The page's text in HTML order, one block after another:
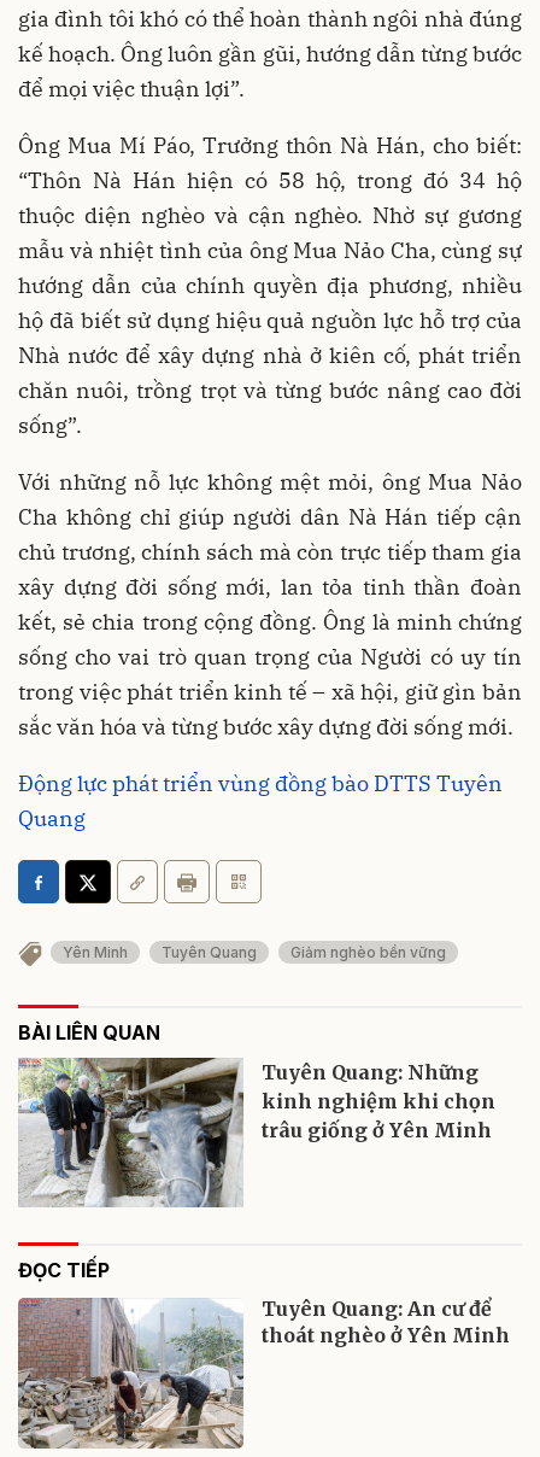
gia đình tôi khó có thể hoàn thành ngôi nhà đúng
kế hoạch. Ông luôn gần gũi, hướng dẫn từng bước
để mọi việc thuận lợi”.
Ông Mua Mí Páo, Trưởng thôn Nà Hán, cho biết:
“Thôn Nà Hán hiện có 58 hộ, trong đó 34 hộ
thuộc diện nghèo và cận nghèo. Nhờ sự gương
mẫu và nhiệt tình của ông Mua Nảo Cha, cùng sự
hướng dẫn của chính quyền địa phương, nhiều
hộ đã biết sử dụng hiệu quả nguồn lực hỗ trợ của
Nhà nước để xây dựng nhà ở kiên cố, phát triển
chăn nuôi, trồng trọt và từng bước nâng cao đời
sống”.
Với những nỗ lực không mệt mỏi, ông Mua Nảo
Cha không chỉ giúp người dân Nà Hán tiếp cận
chủ trương, chính sách mà còn trực tiếp tham gia
xây dựng đời sống mới, lan tỏa tinh thần đoàn
kết, sẻ chia trong cộng đồng. Ông là minh chứng
sống cho vai trò quan trọng của Người có uy tín
trong việc phát triển kinh tế – xã hội, giữ gìn bản
sắc văn hóa và từng bước xây dựng đời sống mới.
Động lực phát triển vùng đồng bào DTTS Tuyên
Quang
Yên Minh Tuyên Quang Giảm nghèo bền vững
BÀI LIÊN QUAN
Tuyên Quang: Những
kinh nghiệm khi chọn
trâu giống ở Yên Minh
ĐỌC TIẾP
Tuyên Quang: An cư để
thoát nghèo ở Yên Minh